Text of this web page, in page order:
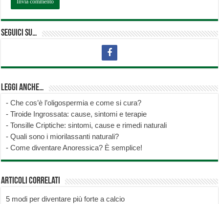
Seguici su…
Leggi anche…
-Che cos’è l’oligospermia e come si cura?
-Tiroide Ingrossata: cause, sintomi e terapie
-Tonsille Criptiche: sintomi, cause e rimedi naturali
-Quali sono i miorilassanti naturali?
-Come diventare Anoressica? È semplice!
Articoli correlati
5 modi per diventare più forte a calcio